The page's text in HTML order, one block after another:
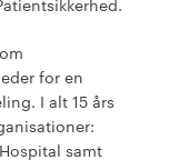
for en
I alt 15 års
samt